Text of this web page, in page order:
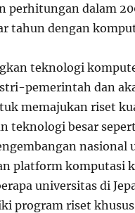
perhitungan dalam
tahun dengan
teknologi
pemerintah dan
memajukan riset
teknologi besar
platform komputasi
universitas di
program riset